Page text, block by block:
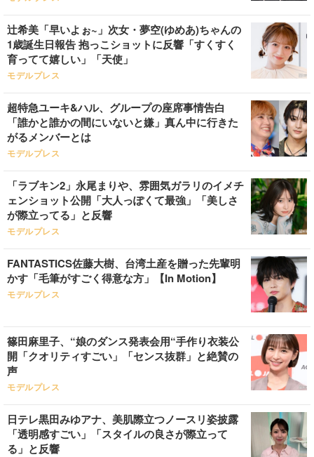
辻希美「早いよぉ~」次女・夢空(ゆめあ)ちゃんの
1歳誕生日報告 抱っこショットに反響「すくすく
育ってて嬉しい」「天使」
モデルプレス
超特急ユーキ&ハル、グループの座席事情告白
「誰かと誰かの間にいないと嫌」真ん中に行きた
がるメンバーとは
モデルプレス
「ラブキン2」永尾まりや、雰囲気ガラリのイメチ
ェンショット公開「大人っぽくて最強」「美しさ
が際立ってる」と反響
モデルプレス
FANTASTICS佐藤大樹、台湾土産を贈った先輩明
かす「毛筆がすごく得意な方」【In Motion】
モデルプレス
篠田麻里子、“娘のダンス発表会用“手作り衣装公
開「クオリティすごい」「センス抜群」と絶賛の
声
モデルプレス
日テレ黒田みゆアナ、美肌際立つノースリ姿披露
「透明感すごい」「スタイルの良さが際立って
る」と反響